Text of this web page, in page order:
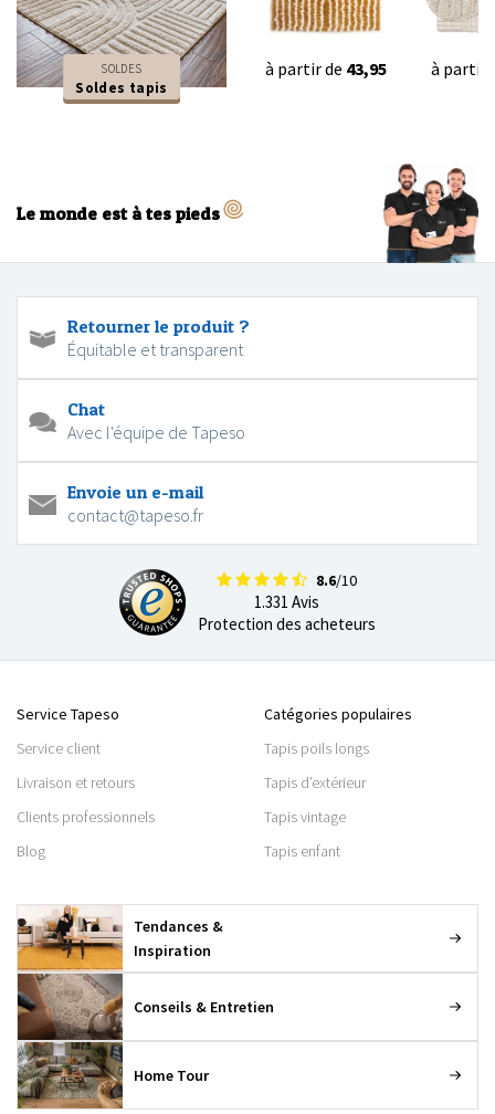
SOLDES
Soldes tapis
à partir de 43,95 à partir
Le monde est à tes pieds
Retourner le produit ?
Équitable et transparent
Chat
Avec l'équipe de Tapeso
Envoie un e-mail
contact@tapeso.fr
8.6/10
1.331 Avis
Protection des acheteurs
Service Tapeso
Service client
Livraison et retours
Clients professionnels
Blog
Catégories populaires
Tapis poils longs
Tapis d’extérieur
Tapis vintage
Tapis enfant
Tendances &
Inspiration
Conseils & Entretien
Home Tour